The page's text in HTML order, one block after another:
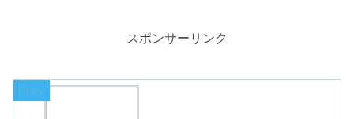
スポンサーリンク